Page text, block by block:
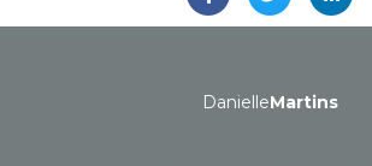
DanielleMartins